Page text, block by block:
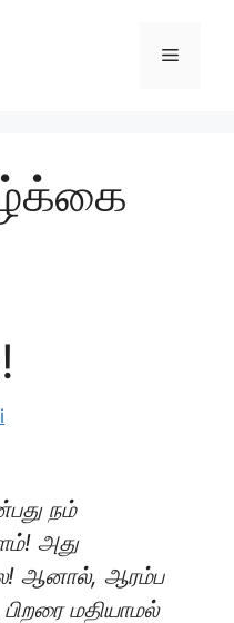
Menu
நம்
அது
ஆனால், ஆரம்ப
மதியாமல்